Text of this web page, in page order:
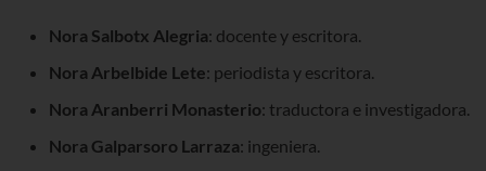
Nora Salbotx Alegria: docente y escritora.
Nora Arbelbide Lete: periodista y escritora.
Nora Aranberri Monasterio: traductora e investigadora.
Nora Galparsoro Larraza: ingeniera.